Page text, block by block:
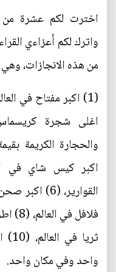
اخترت لكم عشرة من
واترك لكم أعزاءي
من هذه الانجازات،
اغلى شجرة
واحد وفي مكان واحد.